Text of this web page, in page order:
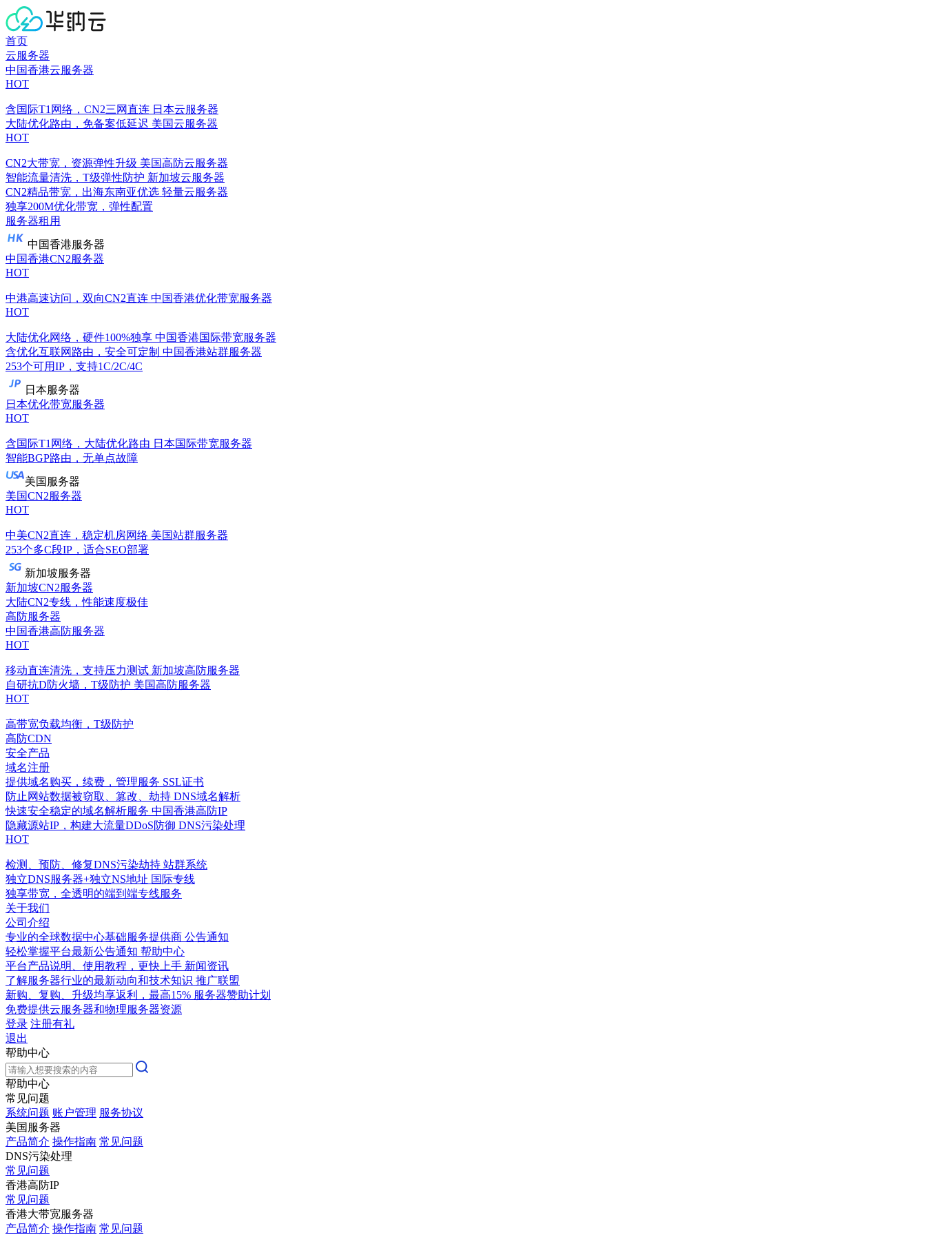
首页
云服务器
中国香港云服务器
HOT
含国际T1网络，CN2三网直连 日本云服务器
大陆优化路由，免备案低延迟 美国云服务器
HOT
CN2大带宽，资源弹性升级 美国高防云服务器
智能流量清洗，T级弹性防护 新加坡云服务器
CN2精品带宽，出海东南亚优选 轻量云服务器
独享200M优化带宽，弹性配置
服务器租用
中国香港服务器
中国香港CN2服务器
HOT
中港高速访问，双向CN2直连 中国香港优化带宽服务器
HOT
大陆优化网络，硬件100%独享 中国香港国际带宽服务器
含优化互联网路由，安全可定制 中国香港站群服务器
253个可用IP，支持1C/2C/4C
日本服务器
日本优化带宽服务器
HOT
含国际T1网络，大陆优化路由 日本国际带宽服务器
智能BGP路由，无单点故障
美国服务器
美国CN2服务器
HOT
中美CN2直连，稳定机房网络 美国站群服务器
253个多C段IP，适合SEO部署
新加坡服务器
新加坡CN2服务器
大陆CN2专线，性能速度极佳
高防服务器
中国香港高防服务器
HOT
移动直连清洗，支持压力测试 新加坡高防服务器
自研抗D防火墙，T级防护 美国高防服务器
HOT
高带宽负载均衡，T级防护
高防CDN
安全产品
域名注册
提供域名购买，续费，管理服务 SSL证书
防止网站数据被窃取、篡改、劫持 DNS域名解析
快速安全稳定的域名解析服务 中国香港高防IP
隐藏源站IP，构建大流量DDoS防御 DNS污染处理
HOT
检测、预防、修复DNS污染劫持 站群系统
独立DNS服务器+独立NS地址 国际专线
独享带宽，全透明的端到端专线服务
关于我们
公司介绍
专业的全球数据中心基础服务提供商 公告通知
轻松掌握平台最新公告通知 帮助中心
平台产品说明、使用教程，更快上手 新闻资讯
了解服务器行业的最新动向和技术知识 推广联盟
新购、复购、升级均享返利，最高15% 服务器赞助计划
免费提供云服务器和物理服务器资源
登录 注册有礼
退出
帮助中心
帮助中心
常见问题
系统问题 账户管理 服务协议
美国服务器
产品简介 操作指南 常见问题
DNS污染处理
常见问题
香港高防IP
常见问题
香港大带宽服务器
产品简介 操作指南 常见问题